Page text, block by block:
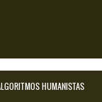
HUMANISTAS